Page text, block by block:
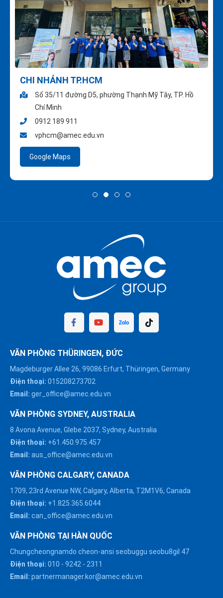
CHI NHÁNH TP.HCM
Số 35/11 đường D5, phường Thạnh Mỹ Tây, TP. Hồ
Chí Minh
0912 189 911
vphcm@amec.edu.vn
Google Maps
VĂN PHÒNG THÜRINGEN, ĐỨC
Magdeburger Allee 26, 99086 Erfurt, Thüringen, Germany
Điện thoại: 015208273702
Email: ger_office@amec.edu.vn
VĂN PHÒNG SYDNEY, AUSTRALIA
8 Avona Avenue, Glebe 2037, Sydney, Australia
Điện thoại: +61.450.975.457
Email: aus_office@amec.edu.vn
VĂN PHÒNG CALGARY, CANADA
1709, 23rd Avenue NW, Calgary, Alberta, T2M1V6, Canada
Điện thoại: +1.825.365.6044
Email: can_office@amec.edu.vn
VĂN PHÒNG TẠI HÀN QUỐC
Chungcheongnamdo cheon-ansi seobuggu seobu8gil 47
Điện thoại: 010 - 9242 - 2311
Email: partnermanager.kor@amec.edu.vn
HÀ NỘI :
0914863466